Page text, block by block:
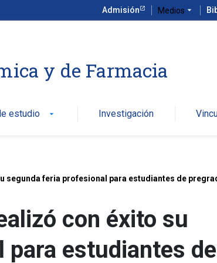
Admisión Medios arrow_drop_down
y de Farmacia
estudio arrow_drop_down Investigación
segunda feria profesional para estudiantes de
con éxito su
estudiantes de